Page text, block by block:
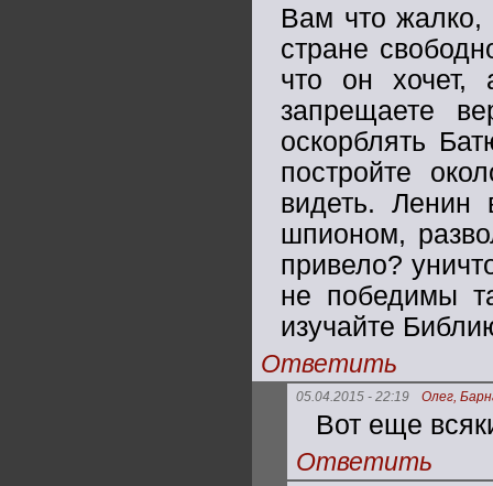
Вам что жалко,
стране
что он хочет,
запрещаете
оскорблять
постройте
видеть. Ленин
шпионом,
привело?
не победимы
изучайте
Ответить
05.04.2015 - 22:19 Олег,
Вот еще
Ответить